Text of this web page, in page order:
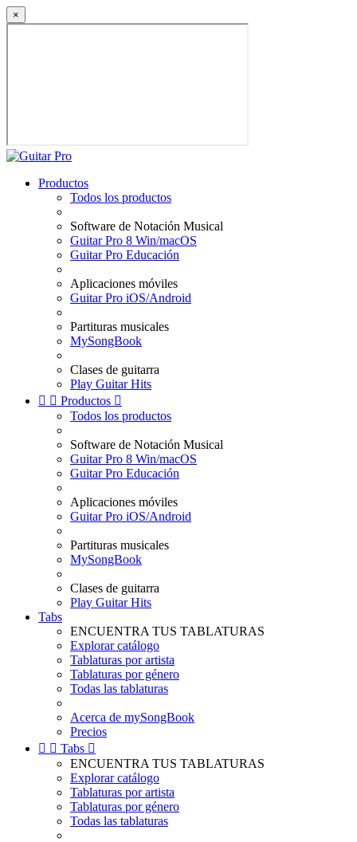
×
Productos
Todos los productos
Software de Notación Musical
Guitar Pro 8 Win/macOS
Guitar Pro Educación
Aplicaciones móviles
Guitar Pro iOS/Android
Partituras musicales
MySongBook
Clases de guitarra
Play Guitar Hits
  Productos 
Todos los productos
Software de Notación Musical
Guitar Pro 8 Win/macOS
Guitar Pro Educación
Aplicaciones móviles
Guitar Pro iOS/Android
Partituras musicales
MySongBook
Clases de guitarra
Play Guitar Hits
Tabs
ENCUENTRA TUS TABLATURAS
Explorar catálogo
Tablaturas por artista
Tablaturas por género
Todas las tablaturas
Acerca de mySongBook
Precios
  Tabs 
ENCUENTRA TUS TABLATURAS
Explorar catálogo
Tablaturas por artista
Tablaturas por género
Todas las tablaturas